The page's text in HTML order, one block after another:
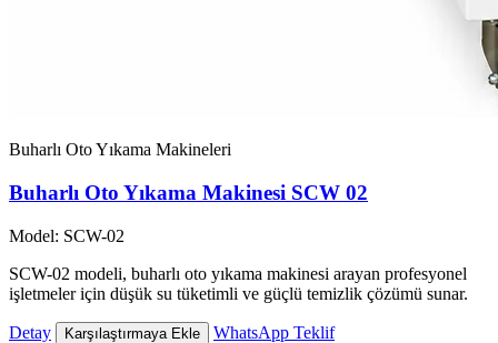
Buharlı Oto Yıkama Makineleri
Buharlı Oto Yıkama Makinesi SCW 02
Model: SCW-02
SCW-02 modeli, buharlı oto yıkama makinesi arayan profesyonel
işletmeler için düşük su tüketimli ve güçlü temizlik çözümü sunar.
Detay Karşılaştırmaya Ekle WhatsApp Teklif